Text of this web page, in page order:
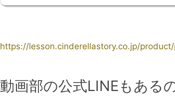
https://lesson.cinderellastory.co.jp/
動画部の公式LINEもある